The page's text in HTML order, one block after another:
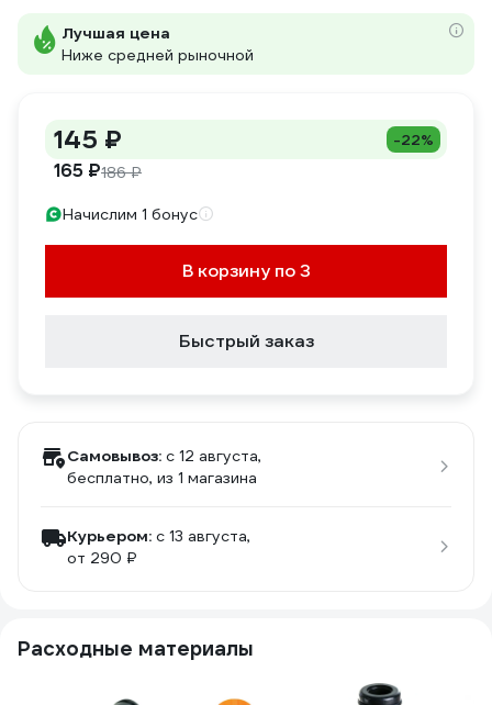
Лучшая цена
Ниже средней рыночной
145 ₽ -22%
165 ₽186 ₽
Начислим 1 бонус
В корзину по 3
Быстрый заказ
Самовывоз: c 12 августа,
бесплатно, из 1 магазина
Курьером: c 13 августа,
от 290 ₽
Расходные материалы